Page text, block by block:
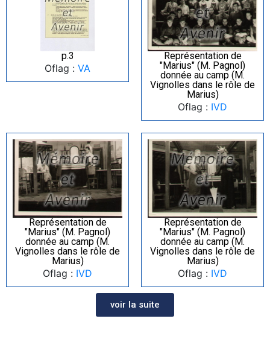
p.3
Oflag : VA
Représentation de
"Marius" (M. Pagnol)
donnée au camp (M.
Vignolles dans le rôle de
Marius)
Oflag : IVD
Représentation de
"Marius" (M. Pagnol)
donnée au camp (M.
Vignolles dans le rôle de
Marius)
Oflag : IVD
Représentation de
"Marius" (M. Pagnol)
donnée au camp (M.
Vignolles dans le rôle de
Marius)
Oflag : IVD
voir la suite